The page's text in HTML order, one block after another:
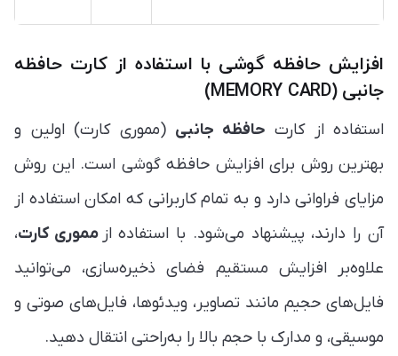
افزایش حافظه گوشی ‏با استفاده از کارت حافظه
جانبی (MEMORY CARD)
استفاده از کارت حافظه جانبی (مموری کارت) اولین و
بهترین روش برای افزایش حافظه گوشی است. این روش
مزایای فراوانی دارد و به تمام کاربرانی که امکان استفاده از
آن را دارند، پیشنهاد می‌شود. با استفاده از مموری کارت،
علاوه‌بر افزایش مستقیم فضای ذخیره‌سازی، می‌توانید
فایل‌های حجیم مانند تصاویر، ویدئوها، فایل‌های صوتی و
موسیقی، و مدارک با حجم بالا را به‌راحتی انتقال دهید.